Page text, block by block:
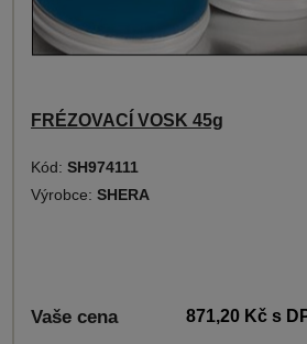
FRÉZOVACÍ VOSK 45g
Kód: SH974111
Výrobce: SHERA
Vaše cena 871,20 Kčs